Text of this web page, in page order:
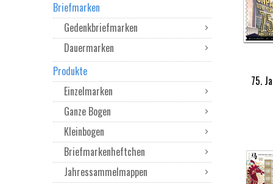
75.
Briefmarken
Gedenkbriefmarken
Dauermarken
Produkte
Einzelmarken
Ganze Bogen
Kleinbogen
Briefmarkenheftchen
Jahressammelmappen